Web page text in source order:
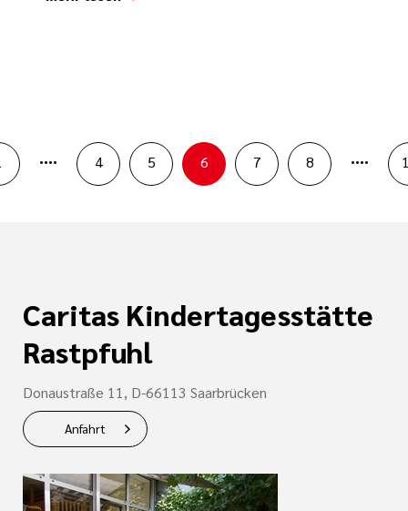
.... 4 5 6 7 8 ....
Caritas Kindertagesstätte
Rastpfuhl
Donaustraße 11, D-66113 Saarbrücken
Anfahrt